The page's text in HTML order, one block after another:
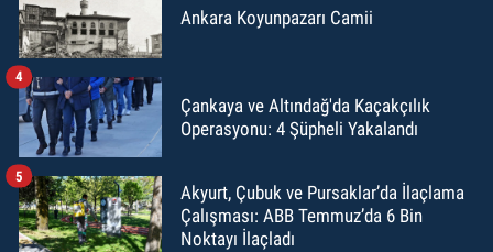
Ankara Koyunpazarı Camii
Çankaya ve Altındağ'da Kaçakçılık
Operasyonu: 4 Şüpheli Yakalandı
4
Akyurt, Çubuk ve Pursaklar’da İlaçlama
Çalışması: ABB Temmuz’da 6 Bin
Noktayı İlaçladı
5